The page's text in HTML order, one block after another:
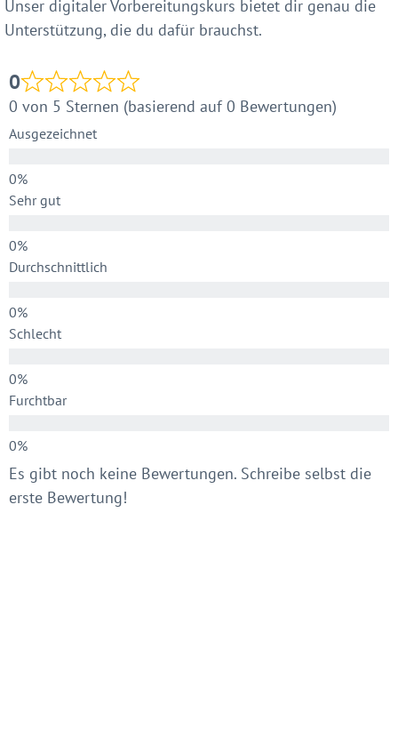
Unser digitaler Vorbereitungskurs bietet dir genau die
Unterstützung, die du dafür brauchst.
0
0 von 5 Sternen (basierend auf 0 Bewertungen)
Ausgezeichnet
Sehr gut
Durchschnittlich
Schlecht
Furchtbar
Es gibt noch keine Bewertungen. Schreibe selbst die
erste Bewertung!